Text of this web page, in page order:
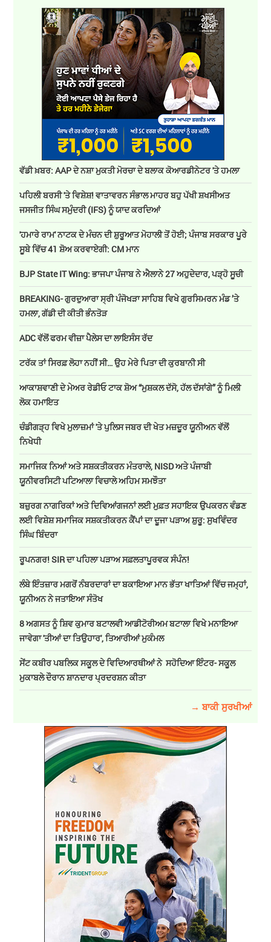
ਵੱਡੀ ਖ਼ਬਰ: AAP ਦੇ ਨਸ਼ਾ ਮੁਕਤੀ ਮੋਰਚਾ ਦੇ ਬਲਾਕ ਕੋਆਰਡੀਨੇਟਰ 'ਤੇ ਹਮਲਾ
ਪਹਿਲੀ ਬਰਸੀ 'ਤੇ ਵਿਸ਼ੇਸ਼! ਵਾਤਾਵਰਨ ਸੰਭਾਲ ਮਾਹਰ ਬਹੁ ਪੱਖੀ ਸ਼ਖਸੀਅਤ
ਜਸਜੀਤ ਸਿੰਘ ਸਮੁੰਦਰੀ (IFS) ਨੂੰ ਯਾਦ ਕਰਦਿਆਂ
'ਹਮਾਰੇ ਰਾਮ' ਨਾਟਕ ਦੇ ਮੰਚਨ ਦੀ ਸ਼ੁਰੂਆਤ ਮੋਹਾਲੀ ਤੋਂ ਹੋਈ; ਪੰਜਾਬ ਸਰਕਾਰ ਪੂਰੇ
ਸੂਬੇ ਵਿੱਚ 41 ਸ਼ੋਅ ਕਰਵਾਏਗੀ: CM ਮਾਨ
BJP State IT Wing: ਭਾਜਪਾ ਪੰਜਾਬ ਨੇ ਐਲਾਨੇ 27 ਅਹੁਦੇਦਾਰ, ਪੜ੍ਹੋ ਸੂਚੀ
BREAKING- ਗੁਰਦੁਆਰਾ ਸ੍ਰੀ ਪੰਜੋਖੜਾ ਸਾਹਿਬ ਵਿਖੇ ਗੁਰਸਿਮਰਨ ਮੰਡ ’ਤੇ
ਹਮਲਾ, ਗੱਡੀ ਦੀ ਕੀਤੀ ਭੰਨਤੋੜ
ADC ਵੱਲੋਂ ਫਰਮ ਵੀਜ਼ਾ ਪੈਲੇਸ ਦਾ ਲਾਇਸੰਸ ਰੱਦ
ਟਰੱਕ ਤਾਂ ਸਿਰਫ਼ ਲੋਹਾ ਨਹੀਂ ਸੀ… ਉਹ ਮੇਰੇ ਪਿਤਾ ਦੀ ਕੁਰਬਾਨੀ ਸੀ
ਆਕਾਸ਼ਵਾਣੀ ਦੇ ਮੇਅਰ ਰੇਡੀਓ ਟਾਕ ਸ਼ੋਅ “ਮੁਸ਼ਕਲ ਦੱਸੋ, ਹੱਲ ਦੱਸਾਂਗੇ” ਨੂੰ ਮਿਲੀ
ਲੋਕ ਹਮਾਇਤ
ਚੰਡੀਗੜ੍ਹ ਵਿਖੇ ਮੁਲਾਜ਼ਮਾਂ 'ਤੇ ਪੁਲਿਸ ਜਬਰ ਦੀ ਖੇਤ ਮਜ਼ਦੂਰ ਯੂਨੀਅਨ ਵੱਲੋਂ
ਨਿਖੇਧੀ
ਸਮਾਜਿਕ ਨਿਆਂ ਅਤੇ ਸਸ਼ਕਤੀਕਰਨ ਮੰਤਰਾਲੇ, NISD ਅਤੇ ਪੰਜਾਬੀ
ਯੂਨੀਵਰਸਿਟੀ ਪਟਿਆਲਾ ਵਿਚਾਲੇ ਅਹਿਮ ਸਮਝੌਤਾ
ਬਜ਼ੁਰਗ ਨਾਗਰਿਕਾਂ ਅਤੇ ਦਿਵਿਆਂਗਜਨਾਂ ਲਈ ਮੁਫ਼ਤ ਸਹਾਇਕ ਉਪਕਰਨ ਵੰਡਣ
ਲਈ ਵਿਸ਼ੇਸ਼ ਸਮਾਜਿਕ ਸਸ਼ਕਤੀਕਰਨ ਕੈਂਪਾਂ ਦਾ ਦੂਜਾ ਪੜਾਅ ਸ਼ੁਰੂ: ਸੁਖਵਿੰਦਰ
ਸਿੰਘ ਬਿੰਦਰਾ
ਰੂਪਨਗਰ! SIR ਦਾ ਪਹਿਲਾ ਪੜਾਅ ਸਫ਼ਲਤਾਪੂਰਵਕ ਸੰਪੰਨ!
ਲੰਬੇ ਇੰਤਜ਼ਾਰ ਮਗਰੋਂ ਨੰਬਰਦਾਰਾਂ ਦਾ ਬਕਾਇਆ ਮਾਨ ਭੱਤਾ ਖਾਤਿਆਂ ਵਿੱਚ ਜਮ੍ਹਾਂ,
ਯੂਨੀਅਨ ਨੇ ਜਤਾਇਆ ਸੰਤੋਖ
8 ਅਗਸਤ ਨੂੰ ਸ਼ਿਵ ਕੁਮਾਰ ਬਟਾਲਵੀ ਆਡੀਟੋਰੀਅਮ ਬਟਾਲਾ ਵਿਖੇ ਮਨਾਇਆ
ਜਾਵੇਗਾ 'ਤੀਆਂ ਦਾ ਤਿਉਹਾਰ', ਤਿਆਰੀਆਂ ਮੁਕੰਮਲ
ਸੇਂਟ ਕਬੀਰ ਪਬਲਿਕ ਸਕੂਲ ਦੇ ਵਿਦਿਆਰਥੀਆਂ ਨੇ ਸਹੋਦਿਆ ਇੰਟਰ- ਸਕੂਲ
ਮੁਕਾਬਲੇ ਦੌਰਾਨ ਸ਼ਾਨਦਾਰ ਪ੍ਰਦਰਸ਼ਨ ਕੀਤਾ
→ ਬਾਕੀ ਸੁਰਖੀਆਂ